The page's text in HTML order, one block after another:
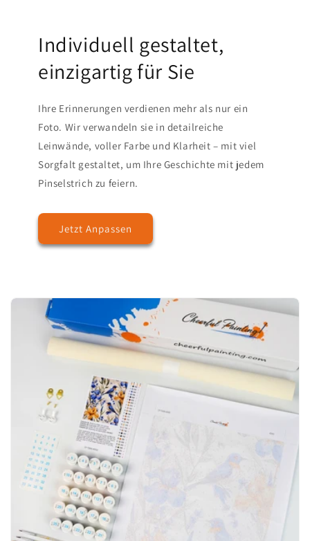
Individuell gestaltet,
einzigartig für Sie
Ihre Erinnerungen verdienen mehr als nur ein
Foto. Wir verwandeln sie in detailreiche
Leinwände, voller Farbe und Klarheit – mit viel
Sorgfalt gestaltet, um Ihre Geschichte mit jedem
Pinselstrich zu feiern.
Jetzt Anpassen